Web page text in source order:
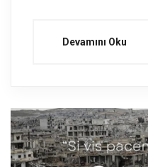
Devamını Oku